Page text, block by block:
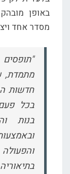
באופן
מסדר אחד
מתמדת,
חדשות
בכל
בנות